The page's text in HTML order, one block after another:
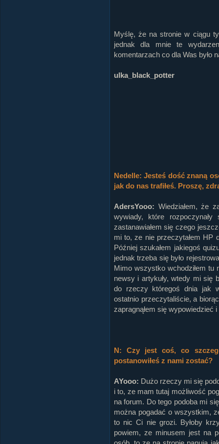
Myślę, że na stronie w ciągu
jednak dla mnie te
komentarzach co dla Was było
ulka_black_potter
Nedelle: Jesteś dość znaną
jak do nas trafiłeś. Proszę,
AdersYooo: Wiedziałem, że
wywiady, które
zastanawiałem się czego
mi to, ze nie przeczytałem HP
Później szukałem jakiegoś
jednak trzeba się było
Mimo wszystko wchodziłem tu
newsy i artykuły, wtedy mi się
do rzeczy któregoś dnia jak
ostatnio przeczytaliście, a
zapragnąłem się wypowiedzieć
N: Czy jest coś, co
postanowiłeś z nami zostać?
AYooo: Dużo rzeczy mi się
i to, ze mam tutaj możliwość
na forum. Do tego podoba mi
można pogadać o wszystkim,
to nic Ci nie grozi. Byłoby
powiem, ze minusem jest na